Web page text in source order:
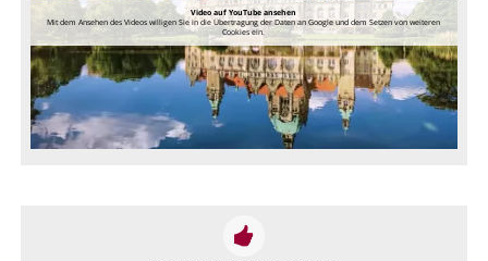
Video auf YouTube ansehen
Mit dem Ansehen des Videos willigen Sie in die Übertragung der Daten an Google und dem Setzen von weiteren
Cookies ein.